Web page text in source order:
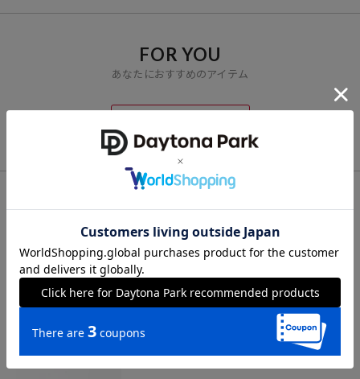
世代や性別を問わず、世界中で愛されるビーチサンダルやサンダル、
アクセサリーを発信しています。
FOR YOU
あなたにおすすめのアイテム
CHECK LIST
最近チェックした商品